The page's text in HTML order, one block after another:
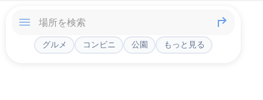
グルメ コンビニ 公園 もっと見る